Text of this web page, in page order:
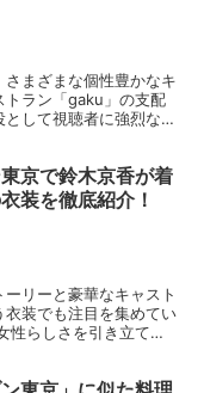
まざまな個性豊かなキ
トラン「gaku」の支配
して視聴者に強烈な印
京で鈴木京香が着
装を徹底紹介！
リーと豪華なキャスト
装でも注目を集めてい
性らしさを引き立てる